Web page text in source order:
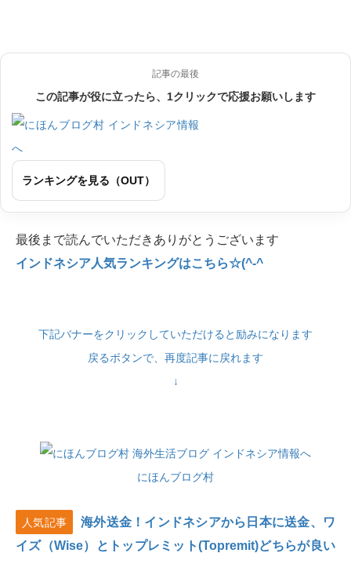
記事の最後
この記事が役に立ったら、1クリックで応援お願いします
ランキングを見る（OUT）
最後まで読んでいただきありがとうございます
インドネシア人気ランキングはこちら☆(^-^
下記バナーをクリックしていただけると励みになります
戻るボタンで、再度記事に戻れます
↓
にほんブログ村
人気記事
海外送金！インドネシアから日本に送金、ワ
イズ（Wise）とトップレミット(Topremit)どちらが良い